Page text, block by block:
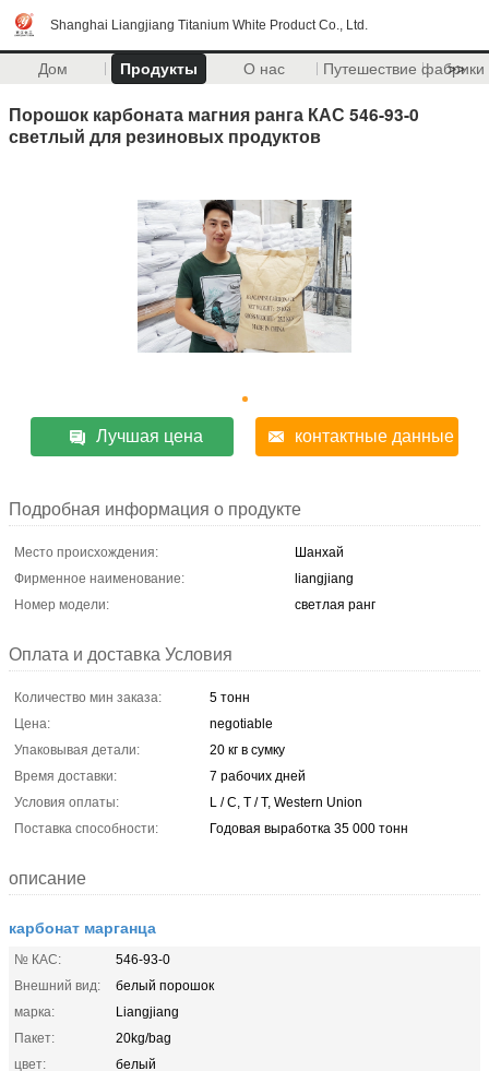
Shanghai Liangjiang Titanium White Product Co., Ltd.
Дом Продукты О нас Путешествие фабрики
>>
Порошок карбоната магния ранга КАС 546-93-0
светлый для резиновых продуктов
Лучшая цена контактные данные
Подробная информация о продукте
Место происхождения:
Шанхай
Фирменное наименование:
liangjiang
Номер модели:
светлая ранг
Оплата и доставка Условия
Количество мин заказа:
5 тонн
Цена:
negotiable
Упаковывая детали:
20 кг в сумку
Время доставки:
7 рабочих дней
Условия оплаты:
L / C, T / T, Western Union
Поставка способности:
Годовая выработка 35 000 тонн
описание
карбонат марганца
№ КАС:
546-93-0
Внешний вид:
белый порошок
марка:
Liangjiang
Пакет:
20kg/bag
цвет:
белый